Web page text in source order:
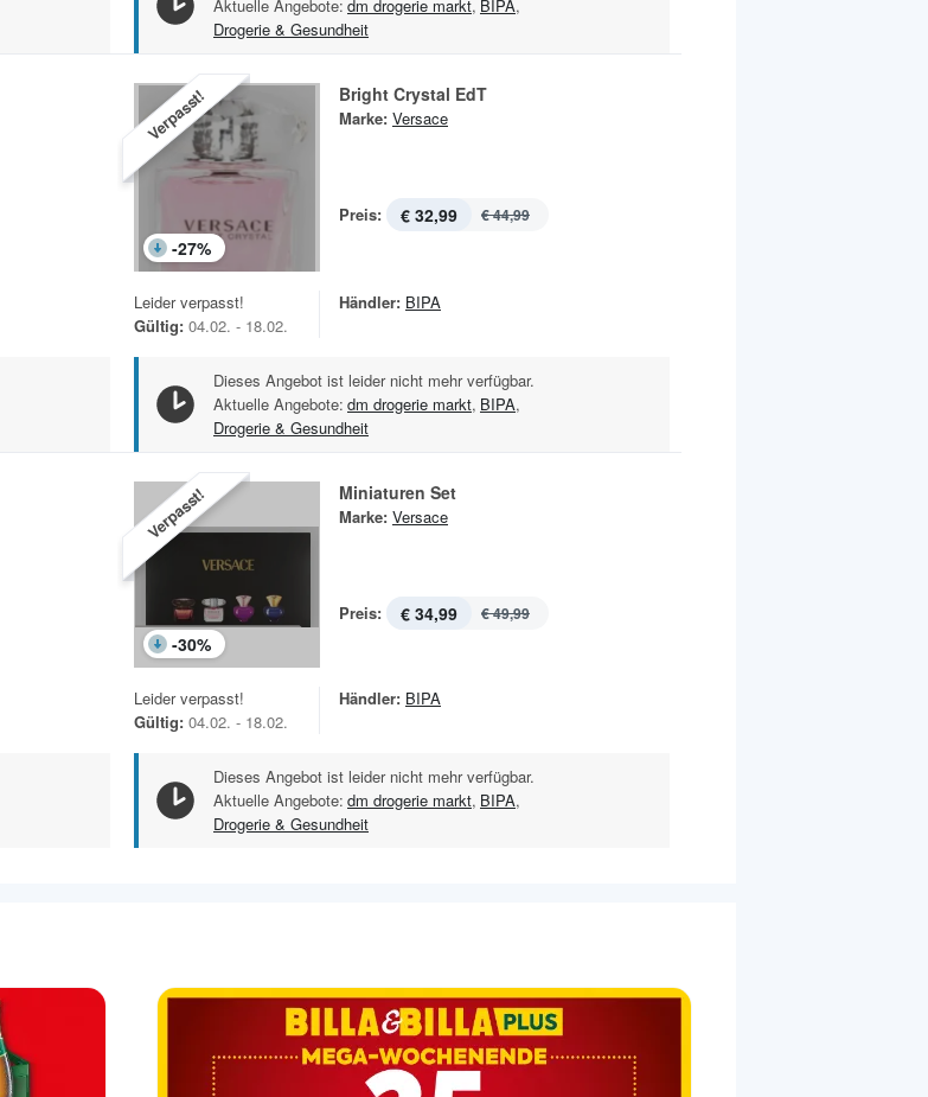
Aktuelle Angebote: dm drogerie markt, BIPA,
Drogerie & Gesundheit
Verpasst!
-27%
Bright Crystal EdT
Marke: Versace
Preis: € 32,99 € 44,99
Leider verpasst!
Gültig: 04.02. - 18.02.
Händler: BIPA
Dieses Angebot ist leider nicht mehr verfügbar.
Aktuelle Angebote: dm drogerie markt, BIPA,
Drogerie & Gesundheit
Verpasst!
-30%
Miniaturen Set
Marke: Versace
Preis: € 34,99 € 49,99
Leider verpasst!
Gültig: 04.02. - 18.02.
Händler: BIPA
Dieses Angebot ist leider nicht mehr verfügbar.
Aktuelle Angebote: dm drogerie markt, BIPA,
Drogerie & Gesundheit